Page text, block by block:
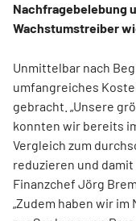
Nachfragebelebung
Wachstumstreiber
Unmittelbar nach
umfangreiches
gebracht. „Unsere
konnten wir bereits
Vergleich zum
reduzieren und
Finanzchef Jörg
„Zudem haben wir im